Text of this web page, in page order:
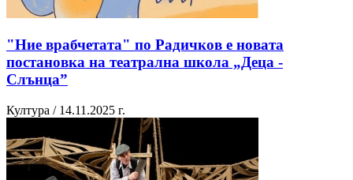
"Ние врабчетата" по Радичков е новата
постановка на театрална школа „Деца -
Слънца”
Култура / 14.11.2025 г.